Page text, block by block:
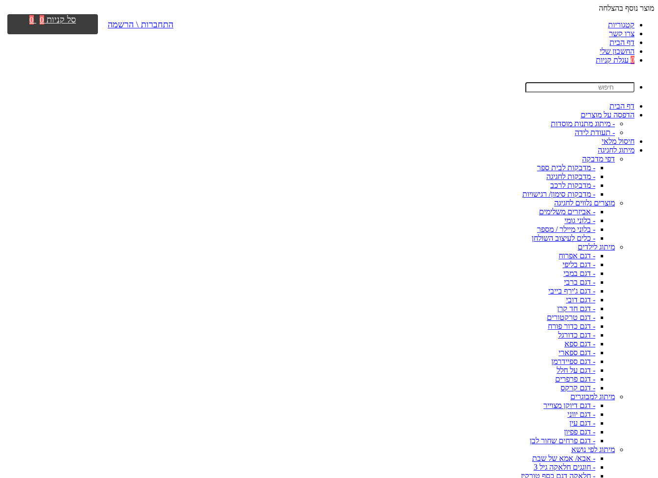
מוצר נוסף בהצלחה
קטגוריות
צרו קשר
דף הבית
החשבון שלי
0 עגלת קניות
דף הבית
הדפסה על מוצרים
- מיתוג מתנות מוסדות
- תעודת לידה
חיסול מלאי
מיתוג לחגיגה
דפי מדבקה
- מדבקות לבית ספר
- מדבקות לחגיגה
- מדבקות לרכב
- מדבקות סימון/ רגישויות
מוצרים נלווים לחגיגה
- אביזרים משלימים
- בלוני גומי
- בלוני מיילר / מספר
- כלים לעיצוב השולחן
מיתוג לילדים
- דגם אפרוח
- דגם בליפי
- דגם במבי
- דגם ברבי
- דגם ג'ירף בייבי
- דגם דובי
- דגם חד קרן
- דגם טרקטורים
- דגם כדור פורח
- דגם כדורגל
- דגם ספא
- דגם ספארי
- דגם ספיידרמן
- דגם על חלל
- דגם פרפרים
- דגם קרקס
מיתוג למבוגרים
- דגם דיוקן מצוייר
- דגם יווני
- דגם עין
- דגם פפיון
- דגם פרחים שחור לבן
מיתוג לפי נושא
- אבא/ אמא של שבת
- חוגגים חלאקה גיל 3
- חלאקה דגם כסף טורקיז
התחברות \ הרשמה סל קניות 0
0